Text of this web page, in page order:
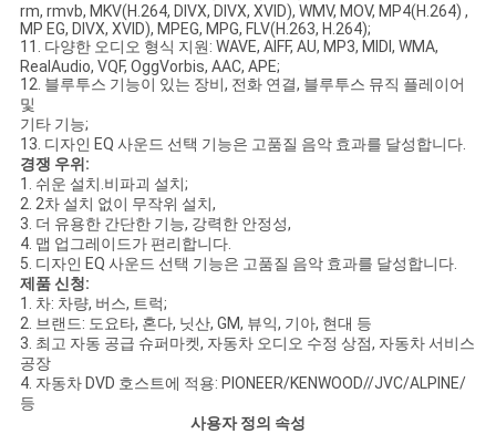
이
트
맵
PRIVACY
POLICY
rm, rmvb, MKV(H.264, DIVX, DIVX, XVID), WMV, MOV, MP4(H.264) ,
MP EG, DIVX, XVID), MPEG, MPG, FLV(H.263, H.264);
11. 다양한 오디오 형식 지원: WAVE, AIFF, AU, MP3, MIDI, WMA,
RealAudio, VQF, OggVorbis, AAC, APE;
12. 블루투스 기능이 있는 장비, 전화 연결, 블루투스 뮤직 플레이어
및
기타 기능;
13. 디자인 EQ 사운드 선택 기능은 고품질 음악 효과를 달성합니다.
경쟁 우위:
1. 쉬운 설치.비파괴 설치;
2. 2차 설치 없이 무작위 설치,
3. 더 유용한 간단한 기능, 강력한 안정성,
4. 맵 업그레이드가 편리합니다.
5. 디자인 EQ 사운드 선택 기능은 고품질 음악 효과를 달성합니다.
제품 신청:
1. 차: 차량, 버스, 트럭;
2. 브랜드: 도요타, 혼다, 닛산, GM, 뷰익, 기아, 현대 등
3. 최고 자동 공급 슈퍼마켓, 자동차 오디오 수정 상점, 자동차 서비스
공장
4. 자동차 DVD 호스트에 적용: PIONEER/KENWOOD//JVC/ALPINE/
등
사용자 정의 속성